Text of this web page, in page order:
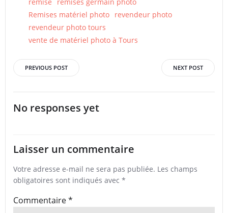
Remises matériel photo revendeur photo
revendeur photo tours
vente de matériel photo à Tours
Post
navigation
PREVIOUS POST
navigation
NEXT POST
No responses yet
Laisser un commentaire
Votre adresse e-mail ne sera pas publiée. Les champs
obligatoires sont indiqués avec *
Commentaire*